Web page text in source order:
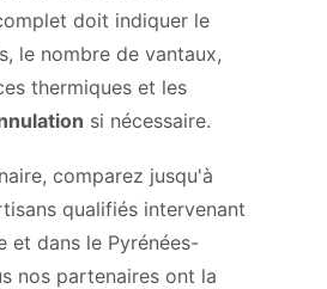
doit indiquer le
le nombre de vantaux,
thermiques et les
si nécessaire.
comparez jusqu'à
qualifiés intervenant
et dans le Pyrénées-
nos partenaires ont la